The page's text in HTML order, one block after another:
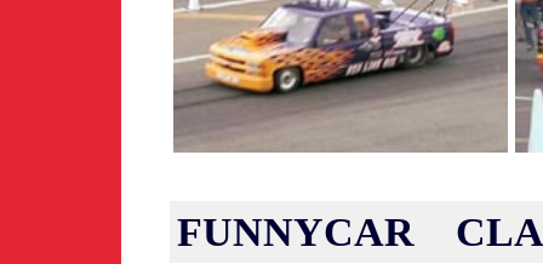
FUNNYCAR